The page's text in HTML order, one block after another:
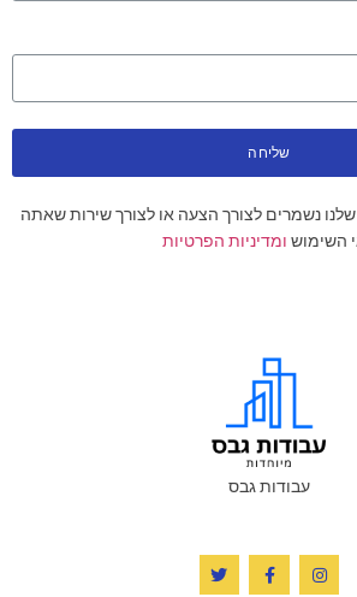
שליחה
נשמרים לצורך הצעה או לצורך שירות שאתה
השימוש ומדיניות הפרטיות
עבודות גבס